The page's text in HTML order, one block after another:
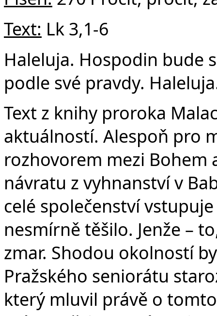
Text: Lk 3,1-6
Haleluja. Hospodin bude
podle své pravdy.
Text z knihy proroka
aktuálností. Alespoň pro
rozhovorem mezi Bohem
návratu z vyhnanství v
celé společenství
nesmírně těšilo. Jenže –
zmar. Shodou okolností
Pražského seniorátu
který mluvil právě o